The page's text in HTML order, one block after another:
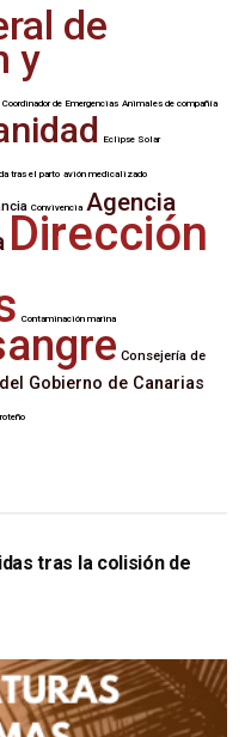
de
y
Coordinador de Emergencias Animales de compañía
Eclipse Solar
tras el parto avión medicalizado
Convivencia Agencia
Dirección
Contaminación marina
Consejería de
Gobierno de Canarias
tras la colisión de